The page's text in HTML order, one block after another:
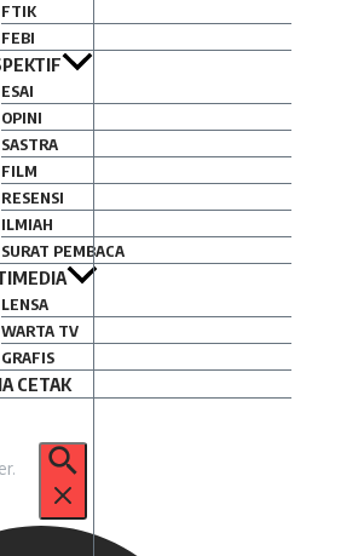
FTIK
FEBI
ESAI
OPINI
SASTRA
FILM
RESENSI
ILMIAH
SURAT PEMBACA
LENSA
WARTA TV
GRAFIS
CETAK